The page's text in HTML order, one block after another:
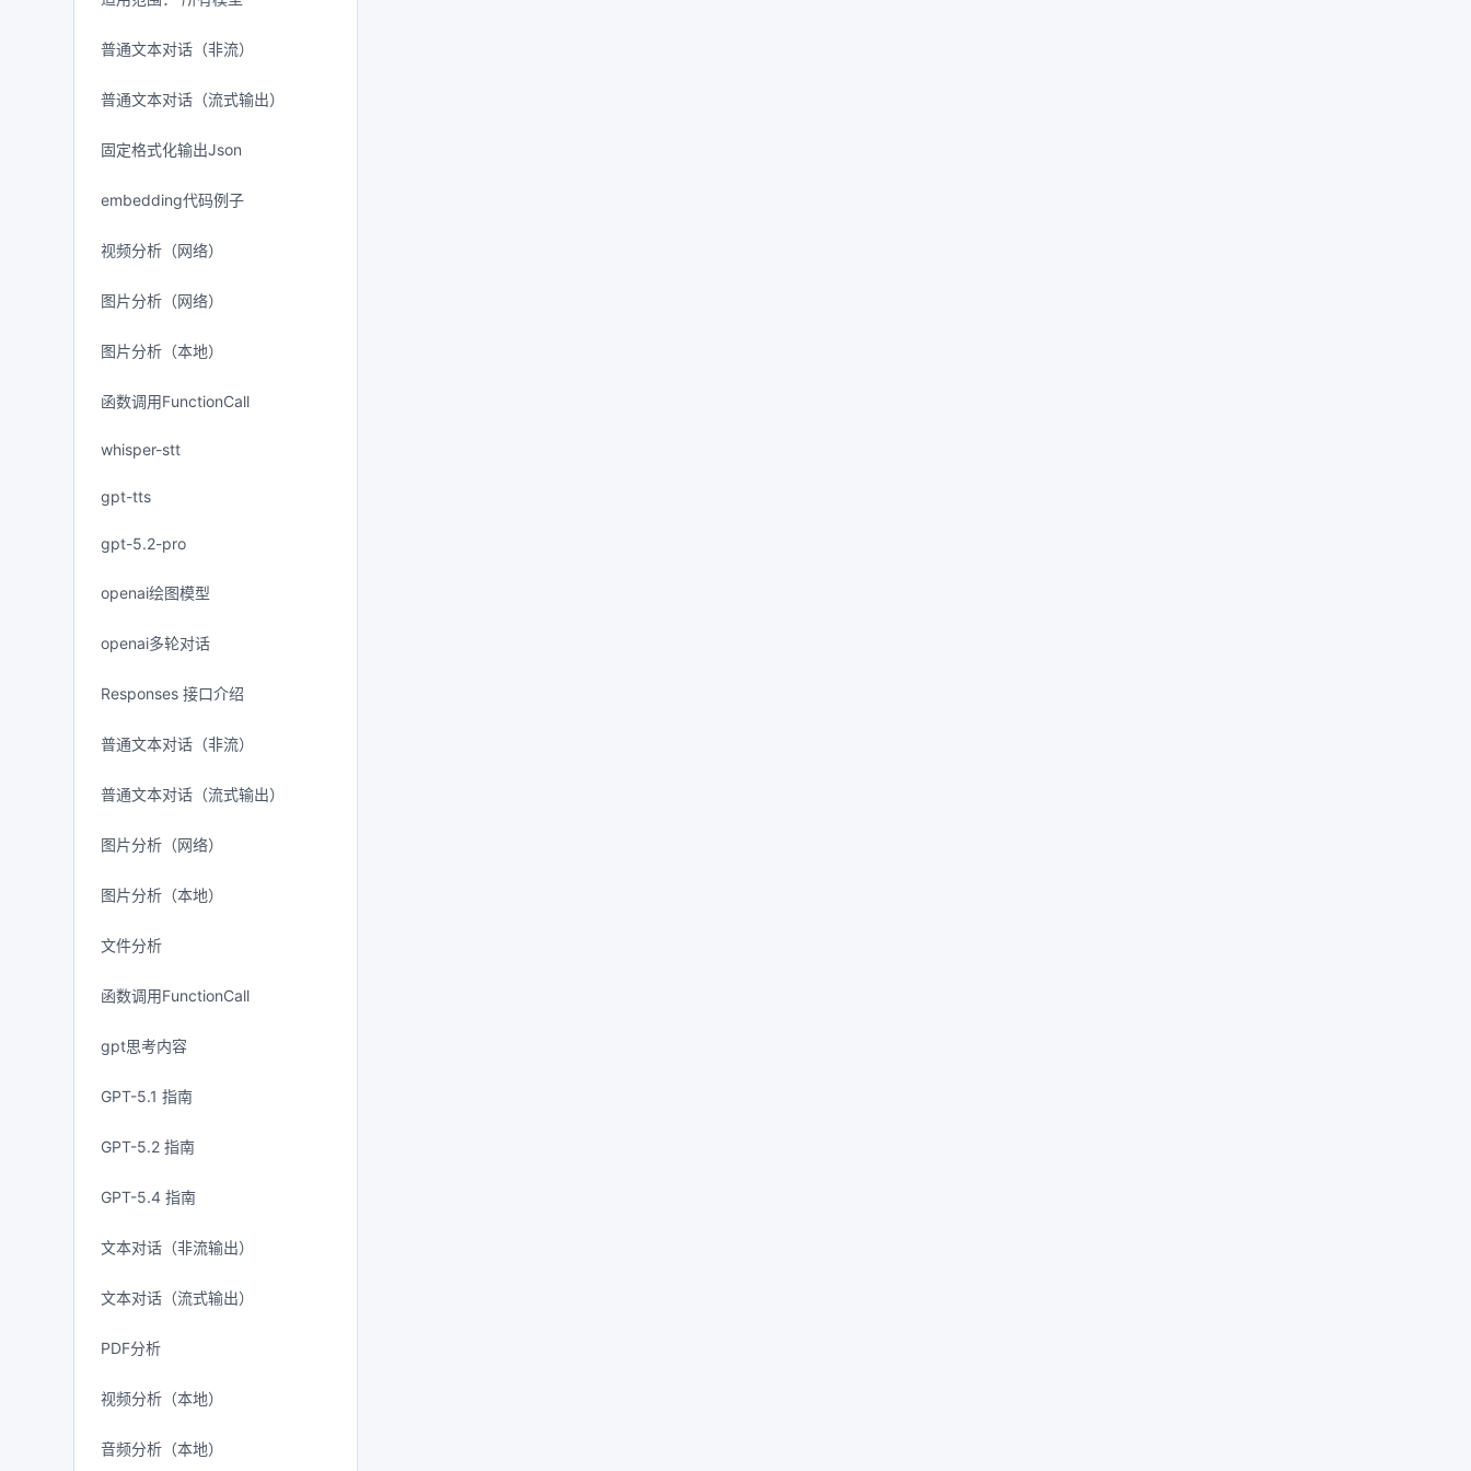
普通文本对话（非流）
普通文本对话（流式输出）
固定格式化输出Json
embedding代码例子
视频分析（网络）
图片分析（网络）
图片分析（本地）
函数调用FunctionCall
whisper-stt
gpt-tts
gpt-5.2-pro
openai绘图模型
openai多轮对话
Responses 接口介绍
普通文本对话（非流）
普通文本对话（流式输出）
图片分析（网络）
图片分析（本地）
文件分析
函数调用FunctionCall
gpt思考内容
GPT-5.1 指南
GPT-5.2 指南
GPT-5.4 指南
文本对话（非流输出）
文本对话（流式输出）
PDF分析
视频分析（本地）
音频分析（本地）